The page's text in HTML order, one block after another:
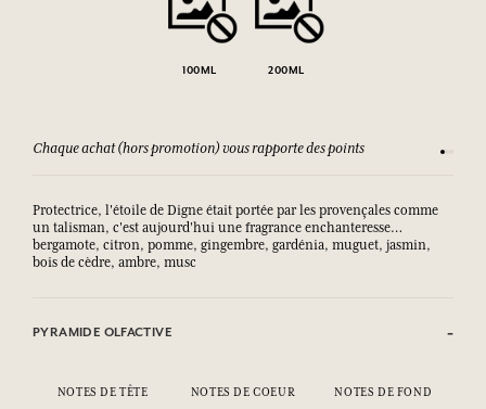
100ML 200ML
Chaque achat (hors promotion) vous rapporte des points
Protectrice, l'étoile de Digne était portée par les provençales comme
un talisman, c'est aujourd'hui une fragrance enchanteresse…
bergamote, citron, pomme, gingembre, gardénia, muguet, jasmin,
bois de cèdre, ambre, musc
PYRAMIDE OLFACTIVE
NOTES DE TÊTE NOTES DE COEUR NOTES DE FOND